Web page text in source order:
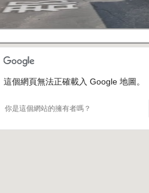
這個網頁無法正確載入 Google 地圖。
你是這個網站的擁有者嗎？